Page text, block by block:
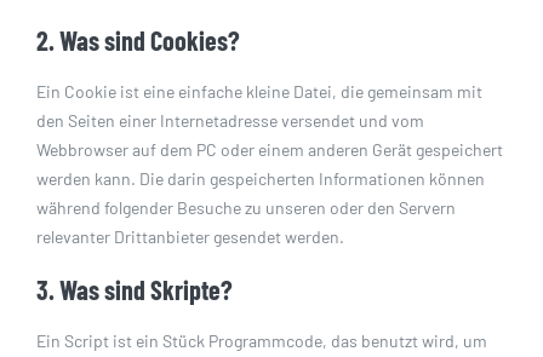
2. Was sind Cookies?
Ein Cookie ist eine einfache kleine Datei, die gemeinsam mit
den Seiten einer Internetadresse versendet und vom
Webbrowser auf dem PC oder einem anderen Gerät gespeichert
werden kann. Die darin gespeicherten Informationen können
während folgender Besuche zu unseren oder den Servern
relevanter Drittanbieter gesendet werden.
3. Was sind Skripte?
Ein Script ist ein Stück Programmcode, das benutzt wird, um